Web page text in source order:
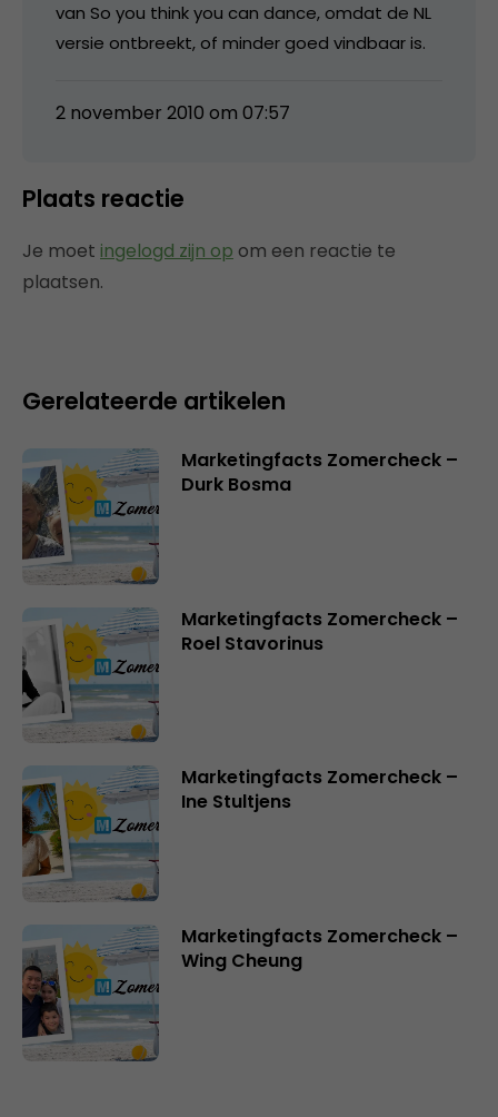
van So you think you can dance, omdat de NL
versie ontbreekt, of minder goed vindbaar is.
2 november 2010 om 07:57
Plaats reactie
Je moet ingelogd zijn op om een reactie te
plaatsen.
Gerelateerde artikelen
Marketingfacts Zomercheck –
Durk Bosma
Marketingfacts Zomercheck –
Roel Stavorinus
Marketingfacts Zomercheck –
Ine Stultjens
Marketingfacts Zomercheck –
Wing Cheung